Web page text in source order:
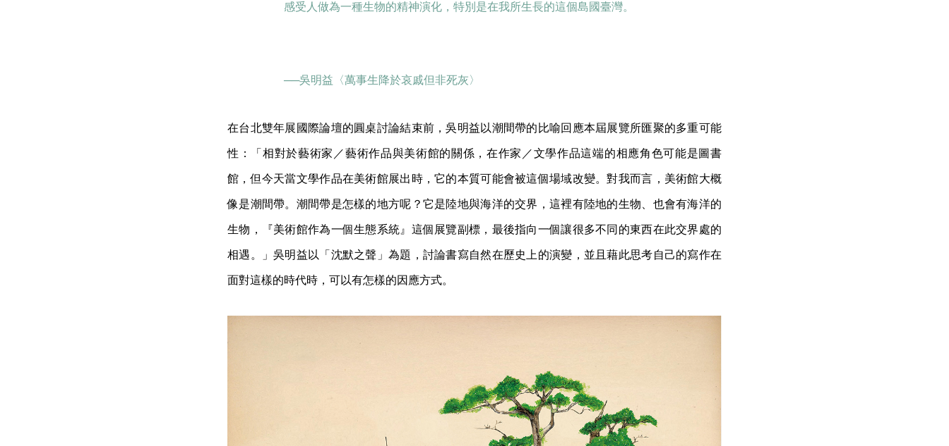
感受人做為一種生物的精神演化，特別是在我所生長的這個島國臺灣。
──吳明益〈萬事生降於哀戚但非死灰〉
在台北雙年展國際論壇的圓桌討論結束前，吳明益以潮間帶的比喻回應本屆展覽所匯聚的多重可能
性：「相對於藝術家／藝術作品與美術館的關係，在作家／文學作品這端的相應角色可能是圖書
館，但今天當文學作品在美術館展出時，它的本質可能會被這個場域改變。對我而言，美術館大概
像是潮間帶。潮間帶是怎樣的地方呢？它是陸地與海洋的交界，這裡有陸地的生物、也會有海洋的
生物，『美術館作為一個生態系統』這個展覽副標，最後指向一個讓很多不同的東西在此交界處的
相遇。」吳明益以「沈默之聲」為題，討論書寫自然在歷史上的演變，並且藉此思考自己的寫作在
面對這樣的時代時，可以有怎樣的因應方式。